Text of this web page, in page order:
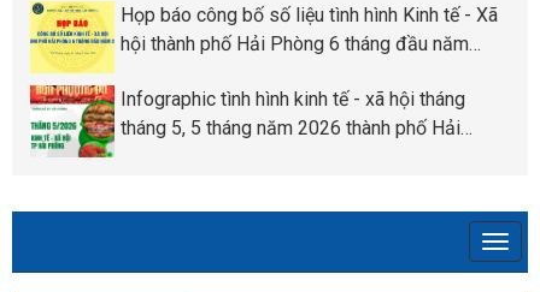
Họp báo công bố số liệu tình hình Kinh tế - Xã
hội thành phố Hải Phòng 6 tháng đầu năm
Infographic tình hình kinh tế - xã hội tháng
tháng 5, 5 tháng năm 2026 thành phố Hải